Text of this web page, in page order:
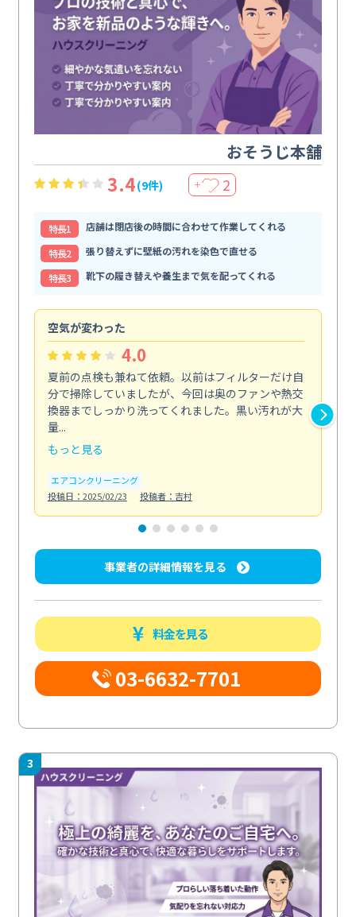
おそうじ本舗
3.4(9件) ＋ 2
特⻑1
店舗は閉店後の時間に合わせて作業してくれる
特⻑2
張り替えずに壁紙の汚れを染色で直せる
特⻑3
靴下の履き替えや養生まで気を配ってくれる
空気が変わった
4.0
夏前の点検も兼ねて依頼。以前はフィルターだけ自
分で掃除していましたが、今回は奥のファンや熱交
換器までしっかり洗ってくれました。黒い汚れが大
量...
もっと見る
エアコンクリーニング
投稿日：2025/02/23
投稿者：吉村
事業者の詳細情報を見る
料金を見る
03-6632-7701
3